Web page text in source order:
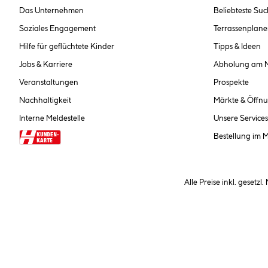
Das Unternehmen
Soziales Engagement
Hilfe für geflüchtete Kinder
Jobs & Karriere
Veranstaltungen
Nachhaltigkeit
Interne Meldestelle
Beliebteste
Tipps & Ideen
Abholung am
Prospekte
Märkte &
Unsere Services
Bestellung im
Alle Preise inkl. gesetzl.